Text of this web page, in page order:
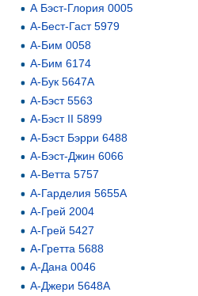
А Бэст-Глория 0005
А-Бест-Гаст 5979
А-Бим 0058
А-Бим 6174
А-Бук 5647А
А-Бэст 5563
А-Бэст II 5899
А-Бэст Бэрри 6488
А-Бэст-Джин 6066
А-Ветта 5757
А-Гарделия 5655А
А-Грей 2004
А-Грей 5427
А-Гретта 5688
А-Дана 0046
А-Джери 5648А